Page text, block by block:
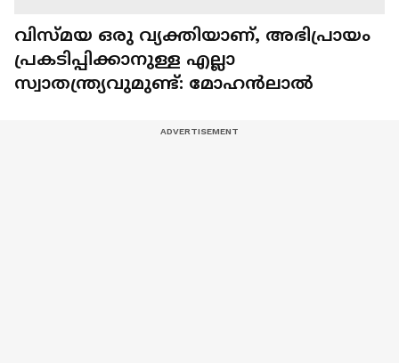
വിസ്‍മയ ഒരു വ്യക്തിയാണ്, അഭിപ്രായം
പ്രകടിപ്പിക്കാനുള്ള എല്ലാ
സ്വാതന്ത്ര്യവുമുണ്ട്: മോഹന്‍ലാല്‍